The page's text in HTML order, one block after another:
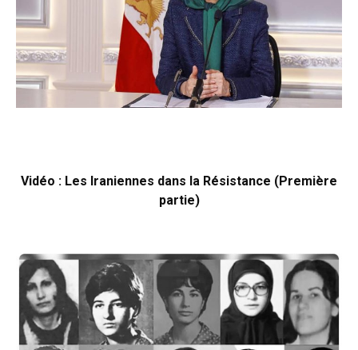
Vidéo : Les Iraniennes dans la Résistance (Première
partie)